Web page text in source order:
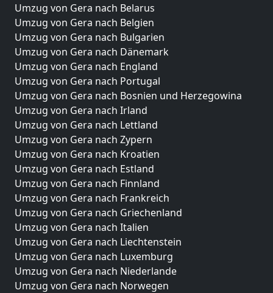
Umzug von Gera nach Belarus
Umzug von Gera nach Belgien
Umzug von Gera nach Bulgarien
Umzug von Gera nach Dänemark
Umzug von Gera nach England
Umzug von Gera nach Portugal
Umzug von Gera nach Bosnien und Herzegowina
Umzug von Gera nach Irland
Umzug von Gera nach Lettland
Umzug von Gera nach Zypern
Umzug von Gera nach Kroatien
Umzug von Gera nach Estland
Umzug von Gera nach Finnland
Umzug von Gera nach Frankreich
Umzug von Gera nach Griechenland
Umzug von Gera nach Italien
Umzug von Gera nach Liechtenstein
Umzug von Gera nach Luxemburg
Umzug von Gera nach Niederlande
Umzug von Gera nach Norwegen